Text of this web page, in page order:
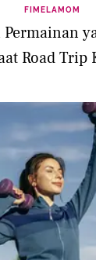
FIMELAMOM
Road Trip